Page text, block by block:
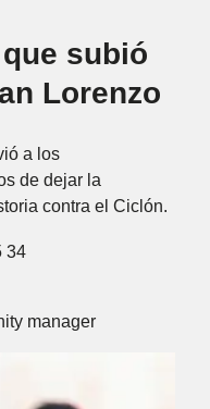
subió
Lorenzo
a los
de dejar la
contra el Ciclón.
34
manager